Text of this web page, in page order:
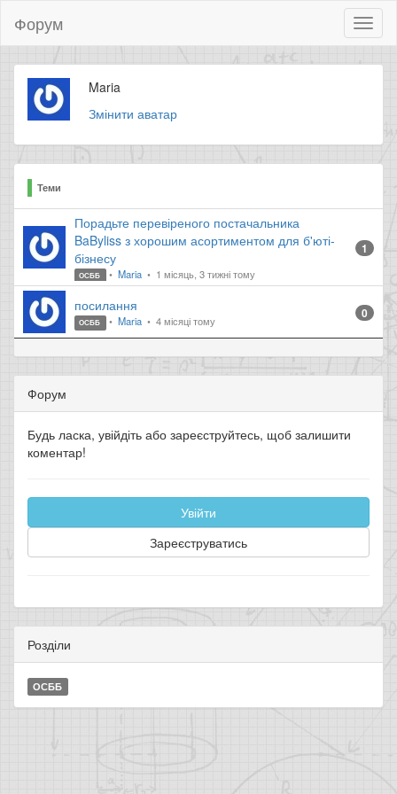
Форум
Maria
Змінити аватар
Теми
Порадьте перевіреного постачальника
BaByliss з хорошим асортиментом для б'юті-
бізнесу
ОСББ Maria 1 місяць, 3 тижні тому
1
посилання
ОСББ Maria 4 місяці тому 0
Форум
Будь ласка, увійдіть або зареєструйтесь, щоб залишити
коментар!
Увійти
Зареєструватись
Розділи
ОСББ